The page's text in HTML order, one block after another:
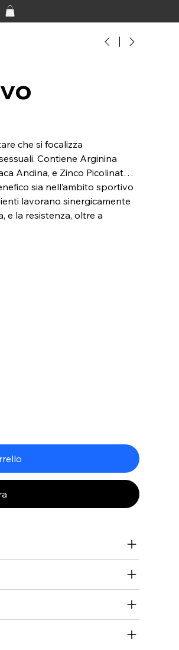
che si focalizza
Contiene Arginina
Andina, e Zinco Picolinato,
sia nell’ambito sportivo
lavorano sinergicamente
e la resistenza, oltre a